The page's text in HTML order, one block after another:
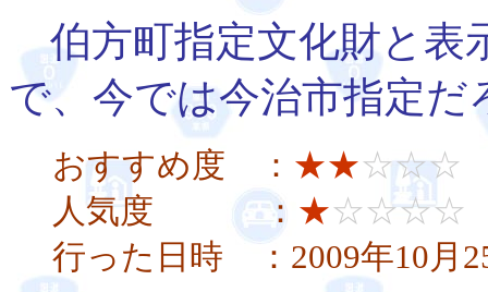
伯方町指定文化財と表
で、今では今治市指定だ
おすすめ度 ： ★★☆☆☆
人気度 ： ★☆☆☆☆
行った日時 ：2009年10月